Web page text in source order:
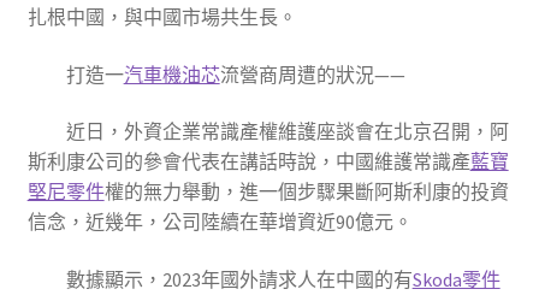
扎根中國，與中國市場共生長。
打造一汽車機油芯流營商周遭的狀況——
近日，外資企業常識產權維護座談會在北京召開，阿
斯利康公司的參會代表在講話時說，中國維護常識產藍寶
堅尼零件權的無力舉動，進一個步驟果斷阿斯利康的投資
信念，近幾年，公司陸續在華增資近90億元。
數據顯示，2023年國外請求人在中國的有Skoda零件